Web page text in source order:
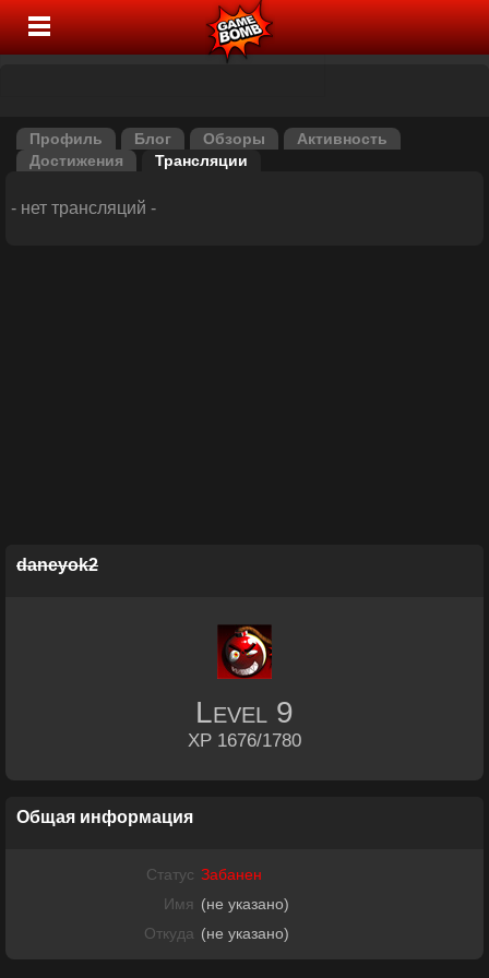
Профиль Блог Обзоры
Активность
Достижения
Трансляции
- нет трансляций -
daneyok2
Level 9
XP 1676/1780
Общая информация
Статус Забанен
Имя (не указано)
Откуда (не указано)